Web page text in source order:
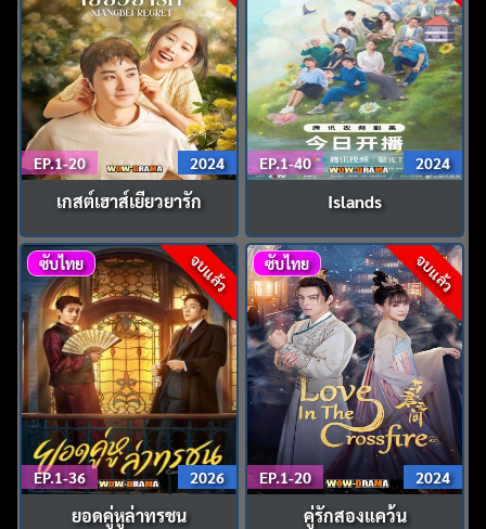
EP.1-20 2024
เกสต์เฮาส์เยียวยารัก
EP.1-40 2024
Islands
จบแล้ว
ซับไทย
EP.1-36 2026
ยอดคู่หูล่าทรชน
จบแล้ว
ซับไทย
EP.1-20 2024
คู่รักสองแคว้น